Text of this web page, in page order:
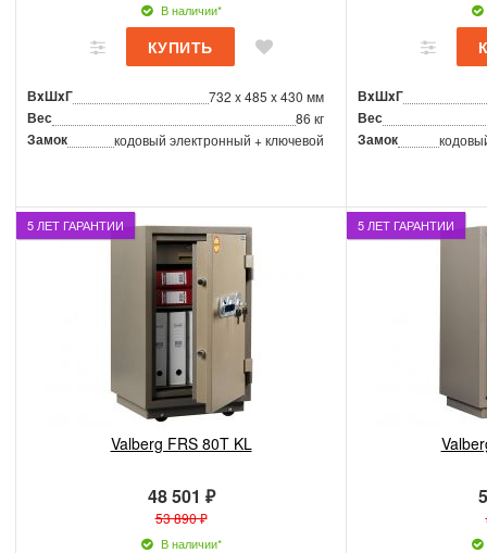
В наличии*
ВxШxГ 732 x 485 x 430 мм
Вес 86 кг
Замок кодовый электронный + ключевой
ВxШxГ
Вес
Замок
5 ЛЕТ ГАРАНТИИ
Valberg FRS 80T KL
48 501 ₽
53 890 ₽
В наличии*
5 ЛЕТ ГАРАНТИИ